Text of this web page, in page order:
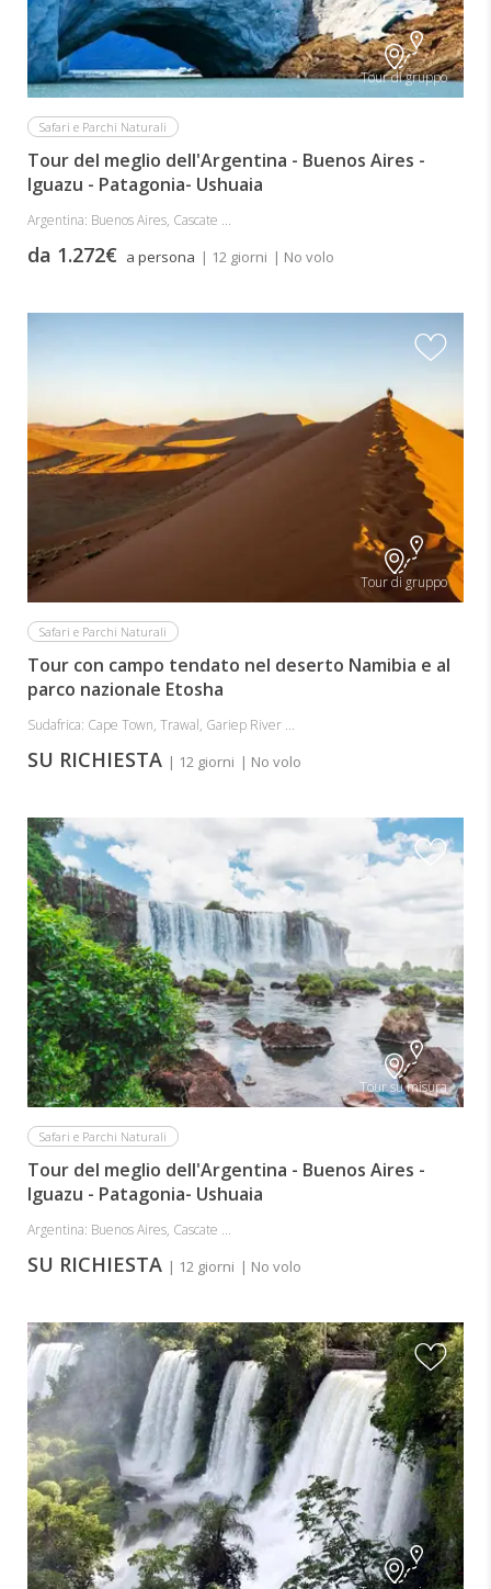
Tour di gruppo
Safari e Parchi Naturali
Tour del meglio dell'Argentina - Buenos Aires -
Iguazu - Patagonia- Ushuaia
Argentina: Buenos Aires, Cascate ...
da 1.272€ a persona | 12 giorni | No volo
Tour di gruppo
Safari e Parchi Naturali
Tour con campo tendato nel deserto Namibia e al
parco nazionale Etosha
Sudafrica: Cape Town, Trawal, Gariep River ...
SU RICHIESTA | 12 giorni | No volo
Tour su misura
Safari e Parchi Naturali
Tour del meglio dell'Argentina - Buenos Aires -
Iguazu - Patagonia- Ushuaia
Argentina: Buenos Aires, Cascate ...
SU RICHIESTA | 12 giorni | No volo